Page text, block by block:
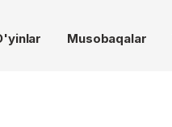
Musobaqalar